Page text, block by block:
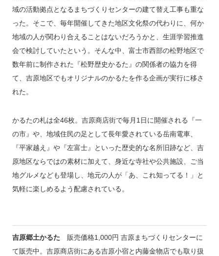
域の活動拠点となるまちづくりセンターの建て替え工事も重な
った。そこで、毎年開催してきた地区文化祭の代わりに、何か
地域の人が関わり合えることはないだろうかと、生涯学習推進
会で検討していたという。そんな中、富士市西部の松野地区で
数年前に制作された『松野歴史かるた』の関係者の協力を得
て、吉原地区でもオリジナルのかるたを作る企画が実行に移さ
れた。
かるたの札は全46枚。吉原商店街で毎月1日に開催される『一
の市』や、地域住民の足として長年愛されている岳南電車、
『平家越え』や『左富士』といった歴史的な名所旧跡など、吉
原地区ならではの素材に加えて、身近な寺社や公共施設、ご当
地グルメなども登場し、地元の人が「あ、これ知ってる！」と
気軽に楽しめるよう配慮されている。
吉原郷土かるた 販売価格1,000円 吉原まちづくりセンターに
て販売中。吉原商店街にある吉原小宿と内藤金物店でも取り扱